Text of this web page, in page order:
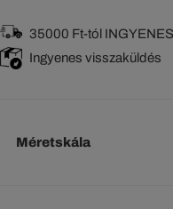
35000 Ft-tól
Ingyenes visszaküldés
Méretskála